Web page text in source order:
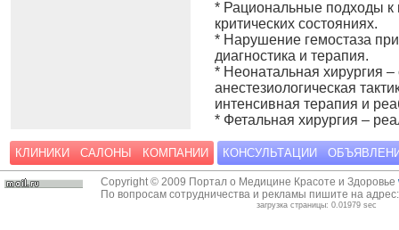
* Рациональные подходы к
критических состояниях.
* Нарушение гемостаза
диагностика и терапия.
* Неонатальная хирургия
анестезиологическая
интенсивная терапия и
* Фетальная хирургия –
КЛИНИКИ САЛОНЫ КОМПАНИИ КОНСУЛЬТАЦИИ
Copyright © 2009 Портал о Медицине Красоте и Здоровье
По вопросам сотрудничества и рекламы пишите на
загрузка страницы: 0.01979 sec